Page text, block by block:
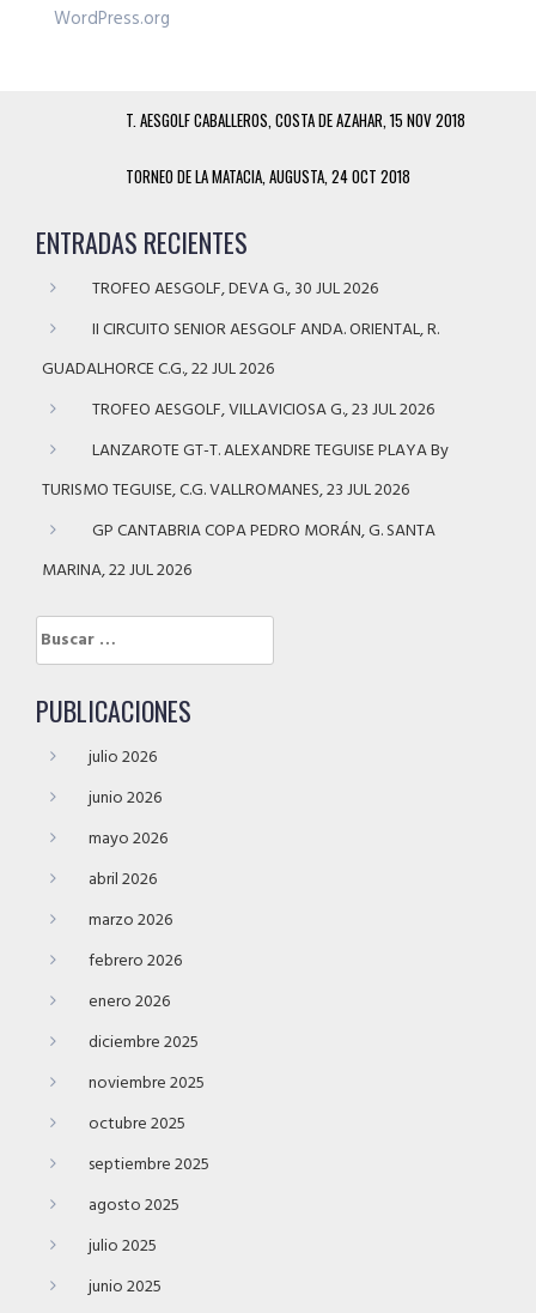
WordPress.org
T. AESGOLF CABALLEROS, COSTA DE AZAHAR, 15 NOV 2018
TORNEO DE LA MATACIA, AUGUSTA, 24 OCT 2018
ENTRADAS RECIENTES
TROFEO AESGOLF, DEVA G., 30 JUL 2026
II CIRCUITO SENIOR AESGOLF ANDA. ORIENTAL, R.
GUADALHORCE C.G., 22 JUL 2026
TROFEO AESGOLF, VILLAVICIOSA G., 23 JUL 2026
LANZAROTE GT-T. ALEXANDRE TEGUISE PLAYA By
TURISMO TEGUISE, C.G. VALLROMANES, 23 JUL 2026
GP CANTABRIA COPA PEDRO MORÁN, G. SANTA
MARINA, 22 JUL 2026
Buscar:
PUBLICACIONES
julio 2026
junio 2026
mayo 2026
abril 2026
marzo 2026
febrero 2026
enero 2026
diciembre 2025
noviembre 2025
octubre 2025
septiembre 2025
agosto 2025
julio 2025
junio 2025